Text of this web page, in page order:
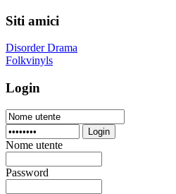
Siti amici
Disorder Drama
Folkvinyls
Login
Login
Nome utente
Password